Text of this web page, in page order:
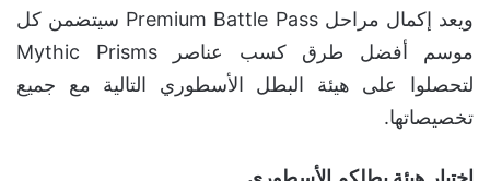
ويعد إكمال مراحل Premium Battle Pass سيتضمن كل
موسم أفضل طرق كسب عناصر Mythic Prisms
لتحصلوا على هيئة البطل الأسطوري التالية مع جميع
تخصيصاتها.